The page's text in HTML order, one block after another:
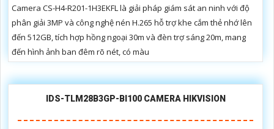
Camera CS-H4-R201-1H3EKFL là giải pháp giám sát an ninh với độ
phân giải 3MP và công nghệ nén H.265 hỗ trợ khe cắm thẻ nhớ lên
đến 512GB, tích hợp hồng ngoại 30m và đèn trợ sáng 20m, mang
đến hình ảnh ban đêm rõ nét, có màu
IDS-TLM28B3GP-BI100 CAMERA HIKVISION